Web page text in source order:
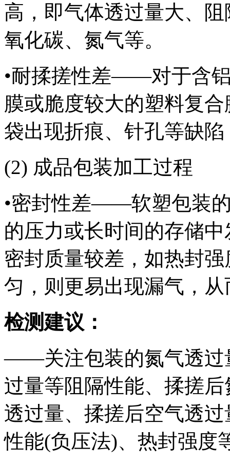
高，即气体透过量大、
氧化碳、氮气等。
•耐揉搓性差——对于含
膜或脆度较大的塑料复
袋出现折痕、针孔等缺
(2) 成品包装加工过程
•密封性差——软塑包装
的压力或长时间的存储
密封质量较差，如热封
匀，则更易出现漏气，
检测建议：
——关注包装的氮气透过
过量等阻隔性能、揉搓
透过量、揉搓后空气透
性能(负压法)、热封强度